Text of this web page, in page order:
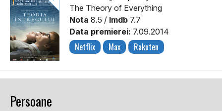
The Theory of Everything
Nota 8.5 / Imdb 7.7
Data premierei: 7.09.2014
Netflix Max Rakuten
Persoane